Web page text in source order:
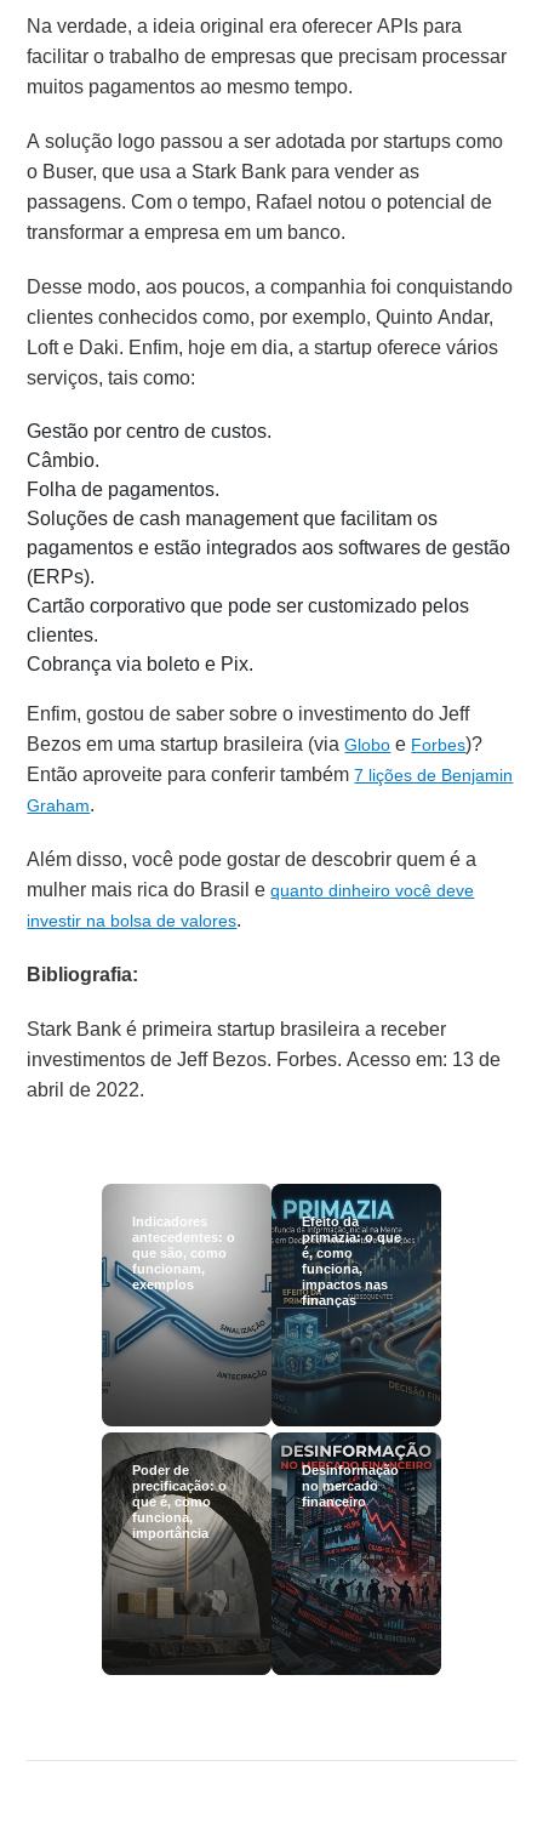
Na verdade, a ideia original era oferecer APIs para
facilitar o trabalho de empresas que precisam processar
muitos pagamentos ao mesmo tempo.
A solução logo passou a ser adotada por startups como
o Buser, que usa a Stark Bank para vender as
passagens. Com o tempo, Rafael notou o potencial de
transformar a empresa em um banco.
Desse modo, aos poucos, a companhia foi conquistando
clientes conhecidos como, por exemplo, Quinto Andar,
Loft e Daki. Enfim, hoje em dia, a startup oferece vários
serviços, tais como:
Gestão por centro de custos.
Câmbio.
Folha de pagamentos.
Soluções de cash management que facilitam os
pagamentos e estão integrados aos softwares de gestão
(ERPs).
Cartão corporativo que pode ser customizado pelos
clientes.
Cobrança via boleto e Pix.
Enfim, gostou de saber sobre o investimento do Jeff
Bezos em uma startup brasileira (viaGlobo e Forbes)?
Então aproveite para conferir também7 lições de Benjamin
Graham.
Além disso, você pode gostar de descobrir quem é a
mulher mais rica do Brasil equanto dinheiro você deve
investir na bolsa de valores.
Bibliografia:
Stark Bank é primeira startup brasileira a receber
investimentos de Jeff Bezos. Forbes. Acesso em: 13 de
abril de 2022.
Indicadores
antecedentes: o
que são, como
funcionam,
exemplos
Efeito da
primazia: o que
é, como
funciona,
impactos nas
finanças
Poder de
precificação: o
que é, como
funciona,
importância
Desinformação
no mercado
financeiro